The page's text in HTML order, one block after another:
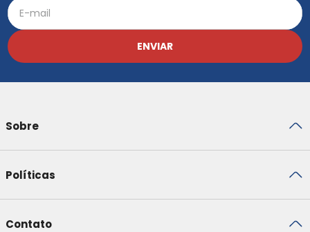
ENVIAR
Sobre
Políticas
Contato